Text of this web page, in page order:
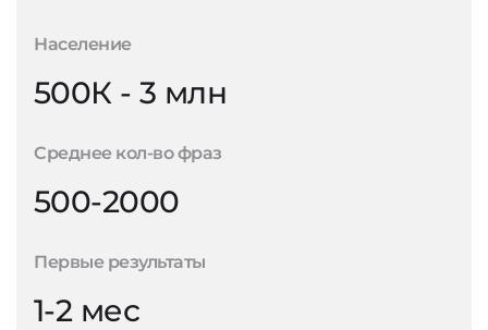
Население
500К - 3 млн
Среднее кол-во фраз
500-2000
Первые результаты
1-2 мес